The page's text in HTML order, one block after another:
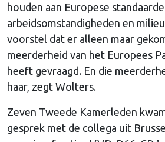
houden aan Europese
arbeidsomstandigheden en
voorstel dat er alleen maar
meerderheid van het Europees
heeft gevraagd. En die
haar, zegt Wolters.
Zeven Tweede Kamerleden
gesprek met de collega uit